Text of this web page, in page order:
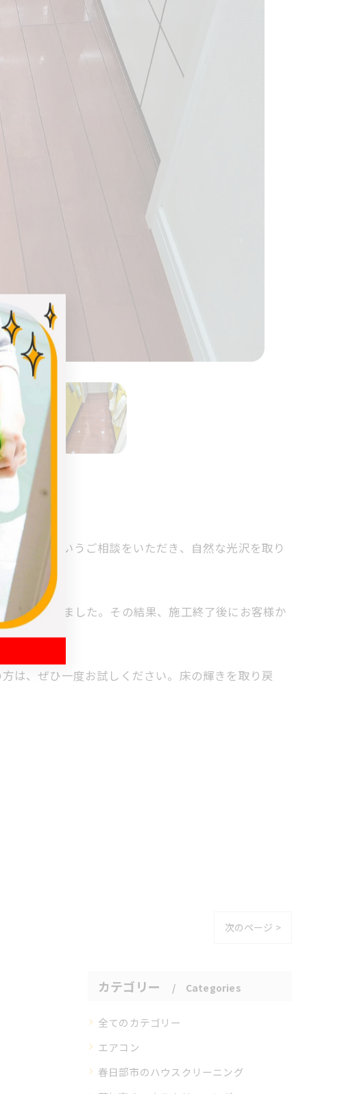
いないというご相談をいただき、自然な光沢を取り
を塗布しました。その結果、施工終了後にお客様か
は、ぜひ一度お試しください。床の輝きを取り戻
次のページ >
カテゴリー Categories
全てのカテゴリー
エアコン
春日部市のハウスクリーニング